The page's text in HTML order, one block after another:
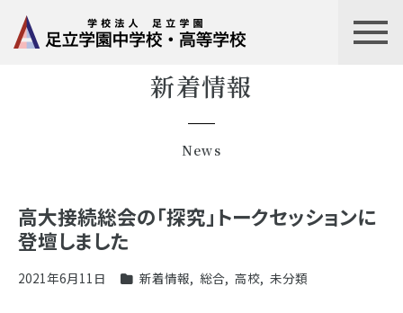
新着情報
News
高大接続総会の「探究」トークセッションに
登壇しました
2021年6月11日 新着情報, 総合, 高校, 未分類